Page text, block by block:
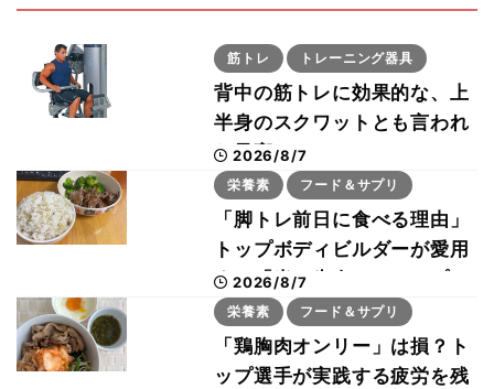
筋トレ トレーニング器具
背中の筋トレに効果的な、上
半身のスクワットとも言われ
た最高マシン“ノーチラス・
プルオーバーマシン”とは？
2026/8/7
栄養素 フード＆サプリ
「脚トレ前日に食べる理由」
トップボディビルダーが愛用
する「米＋牛肉」のシンプル
回復メシとは？
2026/8/7
栄養素 フード＆サプリ
「鶏胸肉オンリー」は損？ト
ップ選手が実践する疲労を残